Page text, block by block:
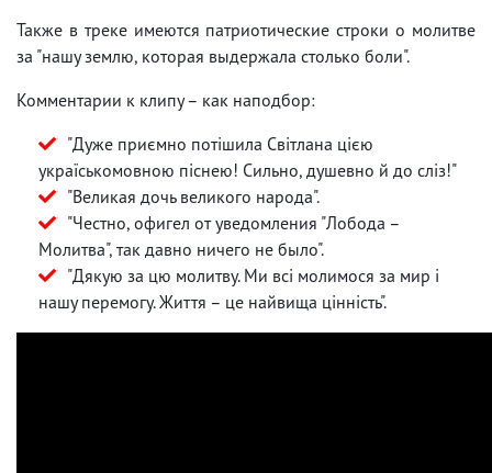
Также в треке имеются патриотические строки о молитве
за "нашу землю, которая выдержала столько боли".
Комментарии к клипу – как наподбор:
"Дуже приємно потішила Світлана цією
україськомовною піснею! Сильно, душевно й до сліз!"
"Великая дочь великого народа".
"Честно, офигел от уведомления "Лобода –
Молитва", так давно ничего не было".
"Дякую за цю молитву. Ми всі молимося за мир і
нашу перемогу. Життя – це найвища цінність".